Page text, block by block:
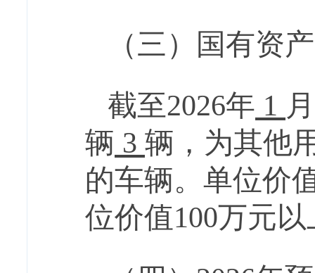
（三）国有资
截至2026年 1
辆 3 辆， 为其他
的车辆。单位价
位价值100万元以